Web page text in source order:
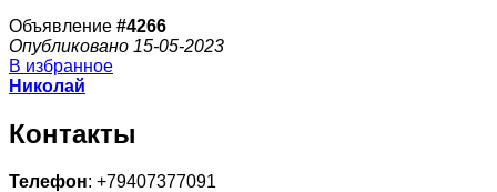
Объявление #4266
Опубликовано 15-05-2023
В избранное
Николай
Контакты
Телефон: +79407377091